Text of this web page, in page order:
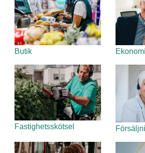
Butik
Fastighetsskötsel